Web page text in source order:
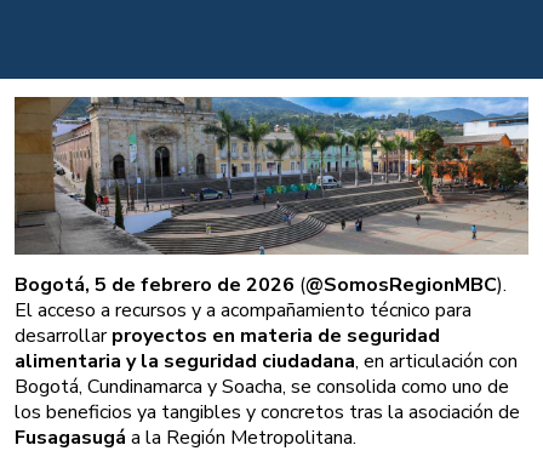
Bogotá, 5 de febrero de 2026 (@SomosRegionMBC).
El acceso a recursos y a acompañamiento técnico para
desarrollarproyectos en materia de seguridad
alimentaria y la seguridad ciudadana, en articulación con
Bogotá, Cundinamarca y Soacha, se consolida como uno de
los beneficios ya tangibles y concretos tras la asociación de
Fusagasugá a la Región Metropolitana.